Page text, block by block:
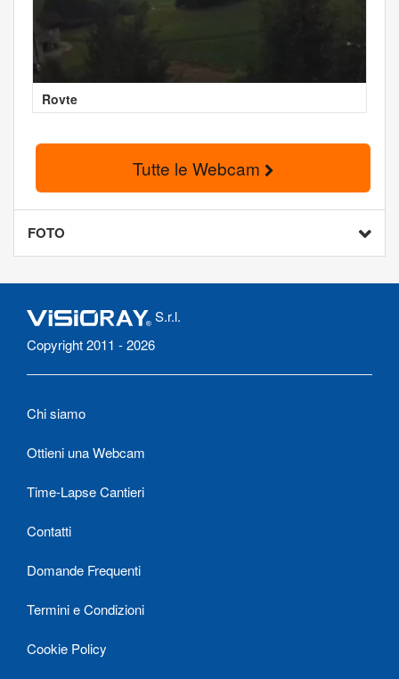
Rovte
Tutte le Webcam
FOTO
S.r.l.
Copyright 2011 - 2026
Chi siamo
Ottieni una Webcam
Time-Lapse Cantieri
Contatti
Domande Frequenti
Termini e Condizioni
Cookie Policy